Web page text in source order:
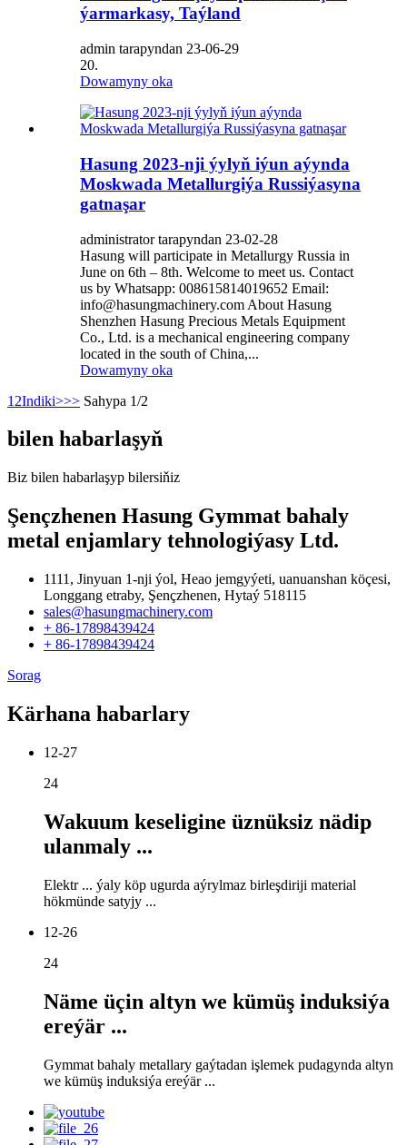
ýarmarkasy, Taýland
admin tarapyndan 23-06-29
20.
Dowamyny oka
Hasung 2023-nji ýylyň iýun aýynda
Moskwada Metallurgiýa Russiýasyna
gatnaşar
administrator tarapyndan 23-02-28
Hasung will participate in Metallurgy Russia in
June on 6th – 8th. Welcome to meet us. Contact
us by Whatsapp: 008615814019652 Email:
info@hasungmachinery.com About Hasung
Shenzhen Hasung Precious Metals Equipment
Co., Ltd. is a mechanical engineering company
located in the south of China,...
Dowamyny oka
1 2Indiki>>> Sahypa 1/2
bilen habarlaşyň
Biz bilen habarlaşyp bilersiňiz
Şençzhenen Hasung Gymmat bahaly
metal enjamlary tehnologiýasy Ltd.
1111, Jinyuan 1-nji ýol, Heao jemgyýeti, uanuanshan köçesi,
Longgang etraby, Şençzhenen, Hytaý 518115
sales@hasungmachinery.com
+ 86-17898439424
+ 86-17898439424
Sorag
Kärhana habarlary
12-27
24
Wakuum keseligine üznüksiz nädip
ulanmaly ...
Elektr ... ýaly köp ugurda aýrylmaz birleşdiriji material
hökmünde satyjy ...
12-26
24
Näme üçin altyn we kümüş induksiýa
ereýär ...
Gymmat bahaly metallary gaýtadan işlemek pudagynda altyn
we kümüş induksiýa ereýär ...